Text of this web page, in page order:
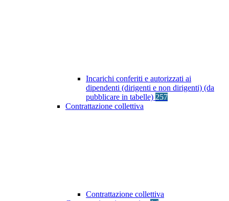
Incarichi conferiti e autorizzati ai
dipendenti (dirigenti e non dirigenti) (da
pubblicare in tabelle) 257
Contrattazione collettiva
Contrattazione collettiva